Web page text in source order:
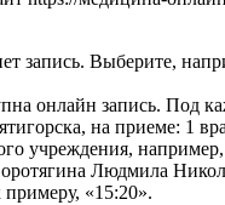
запись. Выберите,
онлайн запись.
на приеме: 1
учреждения,
Людмила
«15:20».